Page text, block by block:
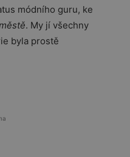
módního guru, ke
. My jí všechny
byla prostě